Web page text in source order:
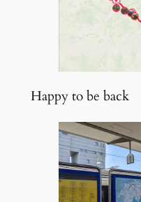
Happy to be back